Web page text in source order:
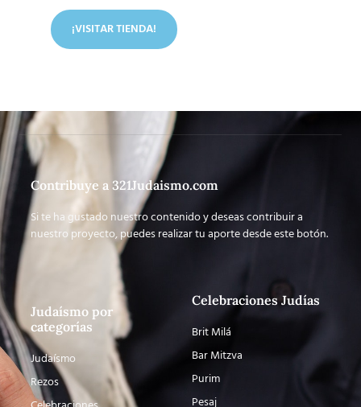
¡VISITAR TIENDA!
Contribuye a 321Judaismo.com
Si te ha gustado nuestro contenido y deseas contribuir a
nuestro proyecto, puedes realizar tu aporte desde este botón.
Judaísmo por
categorías
Judaísmo
Rezos
Celebraciones Judías
Brit Milá
Bar Mitzva
Purim
Pesaj